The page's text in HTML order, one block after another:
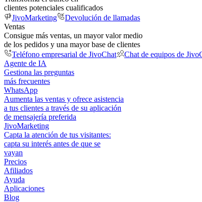
clientes potenciales cualificados
JivoMarketing
Devolución de llamadas
Ventas
Consigue más ventas, un mayor valor medio
de los pedidos y una mayor base de clientes
Teléfono empresarial de JivoChat
Chat de equipos de
Agente de IA
Gestiona las preguntas
más frecuentes
WhatsApp
Aumenta las ventas y ofrece asistencia
a tus clientes a través de su aplicación
de mensajería preferida
JivoMarketing
Capta la atención de tus visitantes:
capta su interés antes de que se
vayan
Precios
Afiliados
Ayuda
Aplicaciones
Blog